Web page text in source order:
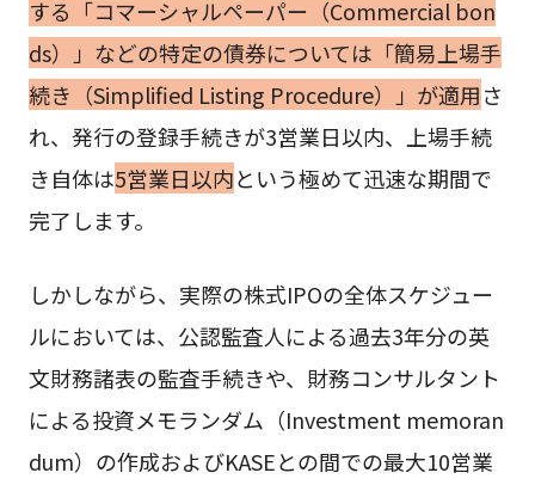
する「コマーシャルペーパー（Commercial bon
ds）」などの特定の債券については「簡易上場手
続き（Simplified Listing Procedure）」が適用さ
れ、発行の登録手続きが3営業日以内、上場手続
き自体は5営業日以内という極めて迅速な期間で
完了します。
しかしながら、実際の株式IPOの全体スケジュー
ルにおいては、公認監査人による過去3年分の英
文財務諸表の監査手続きや、財務コンサルタント
による投資メモランダム（Investment memoran
dum）の作成およびKASEとの間での最大10営業